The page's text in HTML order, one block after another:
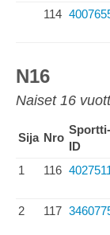
114
N16
Naiset 16
Sija Nro
Sportti-
ID
1 116
2 117